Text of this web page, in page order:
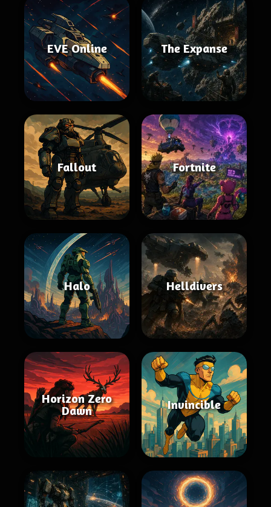
EVE Online The Expanse
Fallout Fortnite
Halo Helldivers
Horizon Zero
Dawn
Invincible